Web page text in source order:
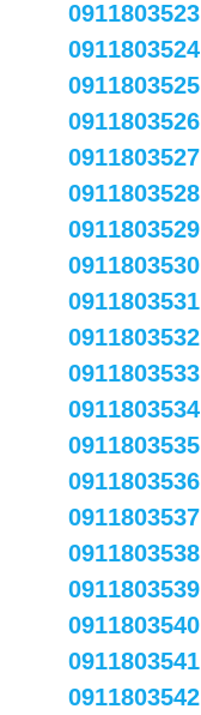
0911803523
0911803524
0911803525
0911803526
0911803527
0911803528
0911803529
0911803530
0911803531
0911803532
0911803533
0911803534
0911803535
0911803536
0911803537
0911803538
0911803539
0911803540
0911803541
0911803542